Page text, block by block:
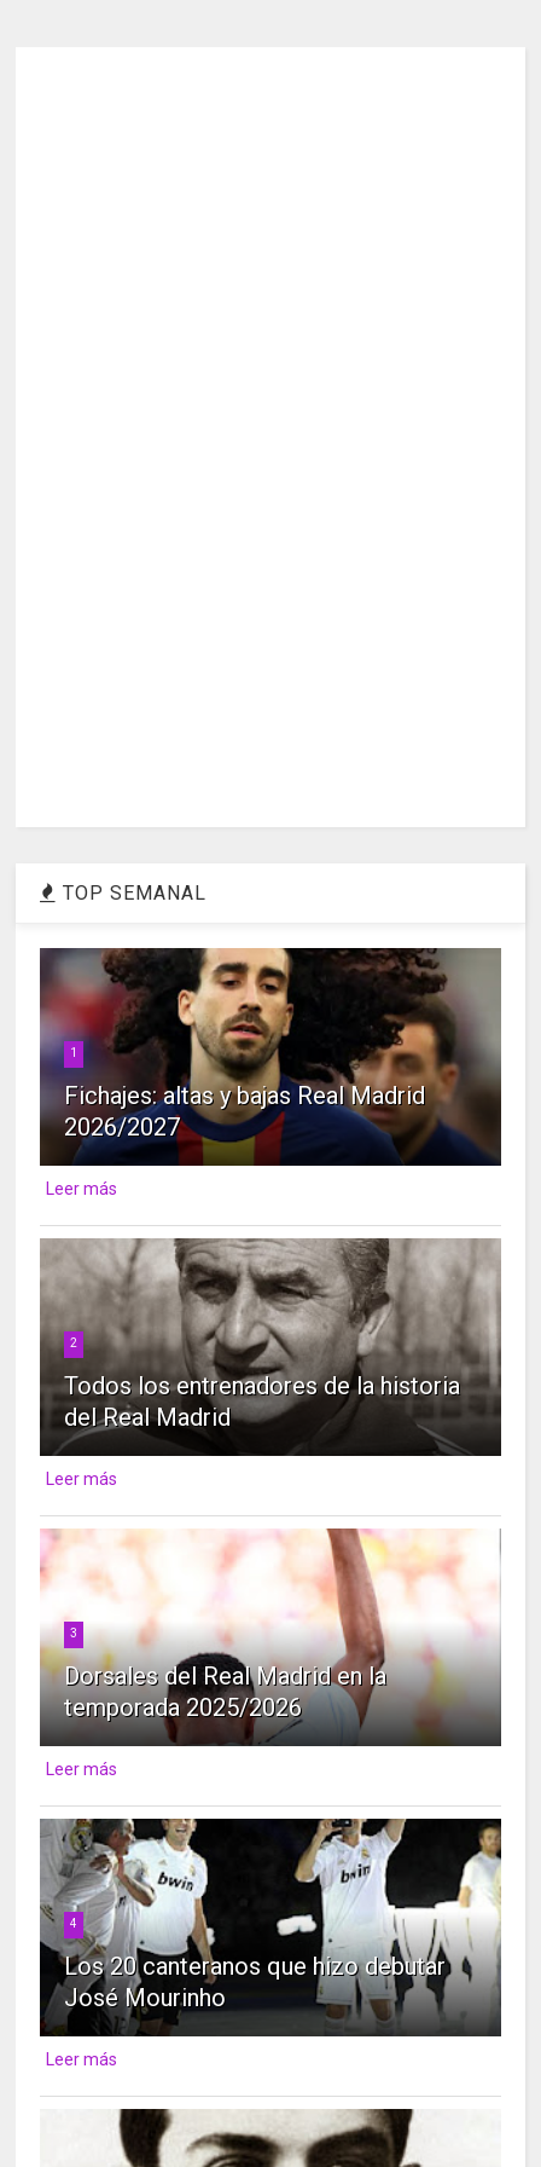
TOP SEMANAL
1
Fichajes: altas y bajas Real Madrid
2026/2027
Leer más
2
Todos los entrenadores de la historia
del Real Madrid
Leer más
3
Dorsales del Real Madrid en la
temporada 2025/2026
Leer más
4
Los 20 canteranos que hizo debutar
José Mourinho
Leer más